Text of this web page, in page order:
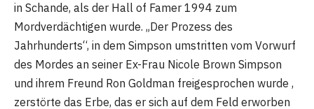
in Schande, als der Hall of Famer 1994 zum
Mordverdächtigen wurde. „Der Prozess des
Jahrhunderts“, in dem Simpson umstritten vom Vorwurf
des Mordes an seiner Ex-Frau Nicole Brown Simpson
und ihrem Freund Ron Goldman freigesprochen wurde ,
zerstörte das Erbe, das er sich auf dem Feld erworben